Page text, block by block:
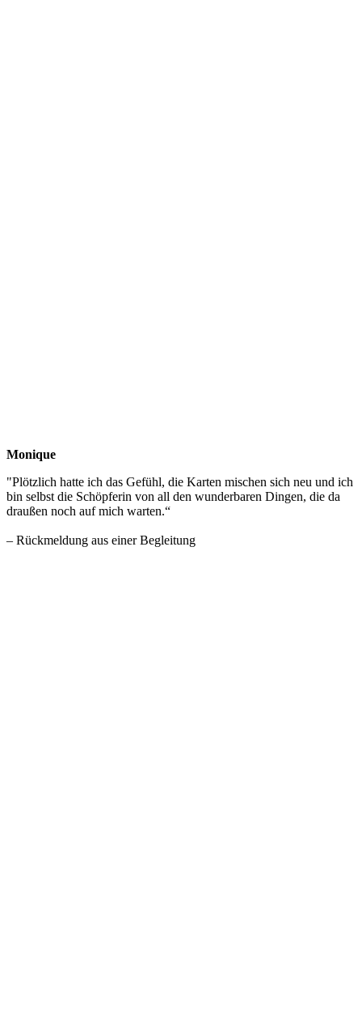
Monique
"Plötzlich hatte ich das Gefühl, die Karten mischen sich neu und ich
bin selbst die Schöpferin von all den wunderbaren Dingen, die da
draußen noch auf mich warten.“
– Rückmeldung aus einer Begleitung